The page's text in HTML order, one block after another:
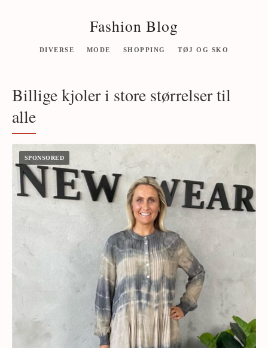
Fashion Blog
DIVERSE MODE SHOPPING TØJ OG SKO
Billige kjoler i store størrelser til
alle